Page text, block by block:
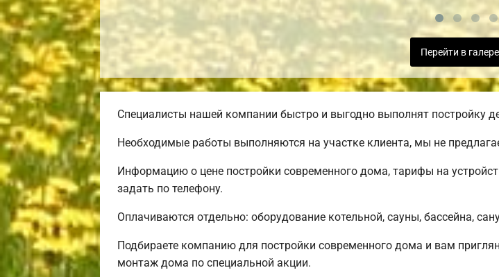
Перейти в
Специалисты нашей компании быстро и выгодно выполнят постройку
Необходимые работы выполняются на участке клиента, мы не
Информацию о цене постройки современного дома, тарифы на
задать по телефону.
Оплачиваются отдельно: оборудование котельной, сауны, бассейна,
Подбираете компанию для постройки современного дома и вам
монтаж дома по специальной акции.